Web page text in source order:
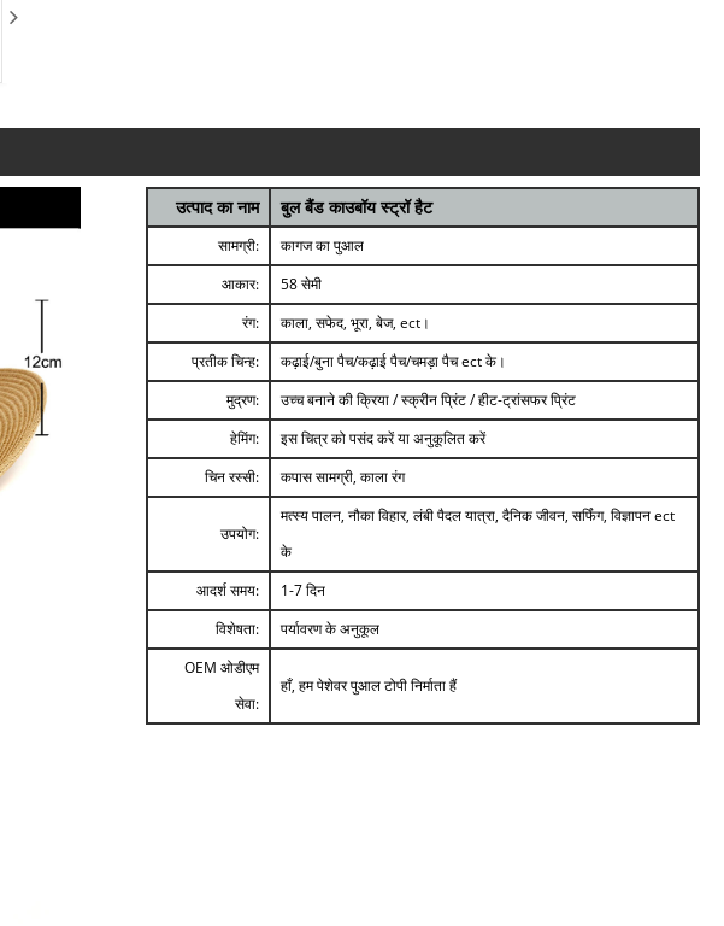
उत्पाद का नाम बुल बैंड काउबॉय स्ट्रॉ हैट
सामग्री:
कागज का पुआल
आकार:
58 सेमी
रंग:
काला, सफेद, भूरा, बेज, ect।
प्रतीक चिन्ह:
कढ़ाई/बुना पैच/कढ़ाई पैच/चमड़ा पैच ect के।
मुद्रण:
उच्च बनाने की क्रिया / स्क्रीन प्रिंट / हीट-ट्रांसफर प्रिंट
हेमिंग:
इस चित्र को पसंद करें या अनुकूलित करें
चिन रस्सी:
कपास सामग्री, काला रंग
उपयोग:
मत्स्य पालन, नौका विहार, लंबी पैदल यात्रा, दैनिक जीवन, सर्फिंग, विज्ञापन ect
के
आदर्श समय:
1-7 दिन
विशेषता:
पर्यावरण के अनुकूल
OEM ओडीएम
सेवा:
हाँ, हम पेशेवर पुआल टोपी निर्माता हैं